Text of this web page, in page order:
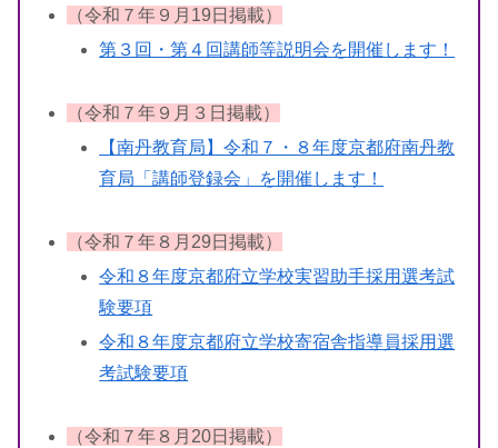
（令和７年９月19日掲載）
第３回・第４回講師等説明会を開催します！
（令和７年９月３日掲載）
【南丹教育局】令和７・８年度京都府南丹教
育局「講師登録会」を開催します！
（令和７年８月29日掲載）
令和８年度京都府立学校実習助手採用選考試
験要項
令和８年度京都府立学校寄宿舎指導員採用選
考試験要項
（令和７年８月20日掲載）